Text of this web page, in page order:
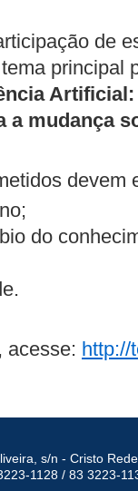
de
principal
a mudança
devem
do
acesse: http://
s/n - Cristo
1128 / 83 3223-